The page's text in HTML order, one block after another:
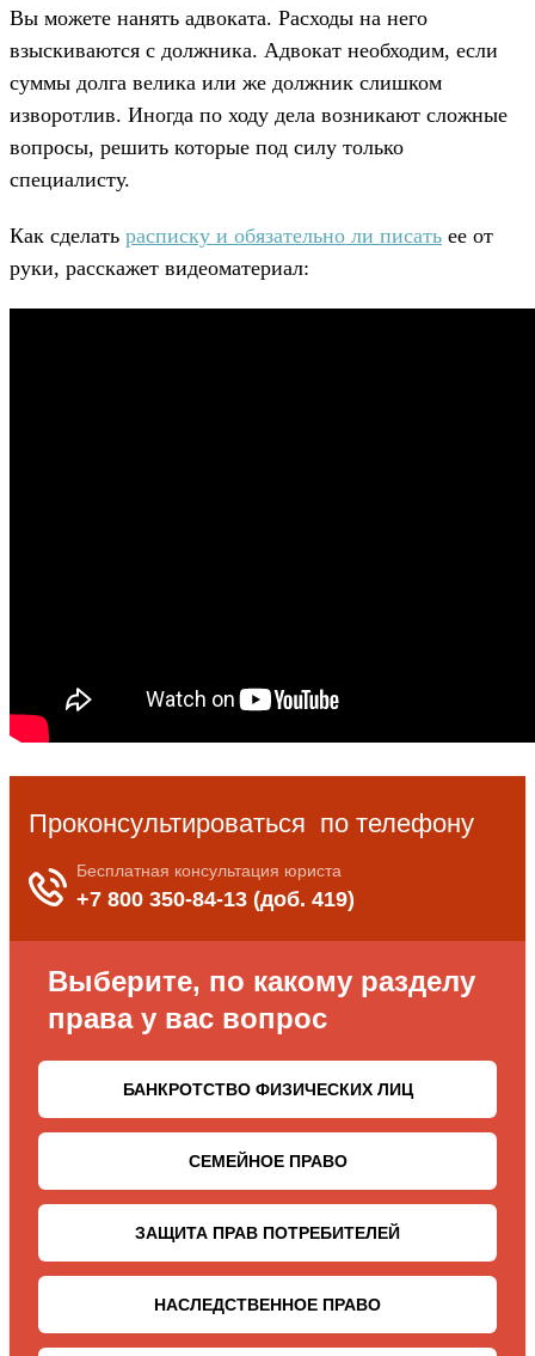
Вы можете нанять адвоката. Расходы на него
взыскиваются с должника. Адвокат необходим, если
суммы долга велика или же должник слишком
изворотлив. Иногда по ходу дела возникают сложные
вопросы, решить которые под силу только
специалисту.
Как сделать расписку и обязательно ли писать ее от
руки, расскажет видеоматериал: